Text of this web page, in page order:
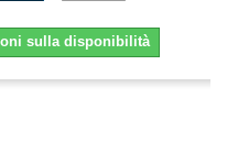
sulla disponibilità